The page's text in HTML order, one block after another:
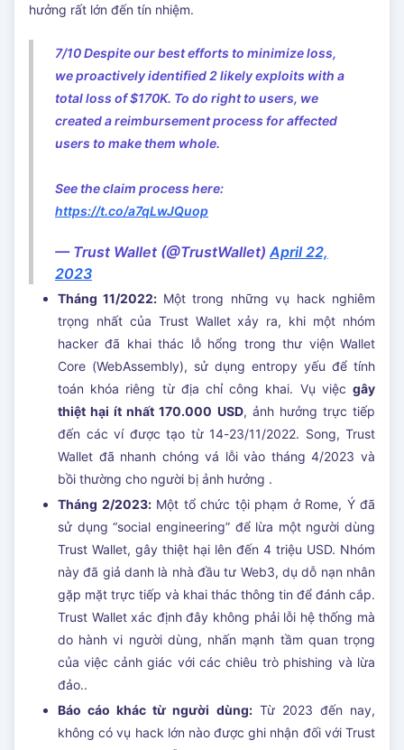
hưởng rất lớn đến tín nhiệm.
7/10 Despite our best efforts to minimize loss,
we proactively identified 2 likely exploits with a
total loss of $170K. To do right to users, we
created a reimbursement process for affected
users to make them whole.
See the claim process here:
https://t.co/a7qLwJQuop
— Trust Wallet (@TrustWallet)April 22,
2023
Tháng 11/2022: Một trong những vụ hack nghiêm
trọng nhất của Trust Wallet xảy ra, khi một nhóm
hacker đã khai thác lỗ hổng trong thư viện Wallet
Core (WebAssembly), sử dụng entropy yếu để tính
toán khóa riêng từ địa chỉ công khai. Vụ việc gây
thiệt hại ít nhất 170.000 USD, ảnh hưởng trực tiếp
đến các ví được tạo từ 14-23/11/2022. Song, Trust
Wallet đã nhanh chóng vá lỗi vào tháng 4/2023 và
bồi thường cho người bị ảnh hưởng .
Tháng 2/2023:Một tổ chức tội phạm ở Rome, Ý đã
sử dụng “social engineering” để lừa một người dùng
Trust Wallet, gây thiệt hại lên đến 4 triệu USD. Nhóm
này đã giả danh là nhà đầu tư Web3, dụ dỗ nạn nhân
gặp mặt trực tiếp và khai thác thông tin để đánh cắp.
Trust Wallet xác định đây không phải lỗi hệ thống mà
do hành vi người dùng, nhấn mạnh tầm quan trọng
của việc cảnh giác với các chiêu trò phishing và lừa
đảo..
Báo cáo khác từ người dùng:Từ 2023 đến nay,
không có vụ hack lớn nào được ghi nhận đối với Trust